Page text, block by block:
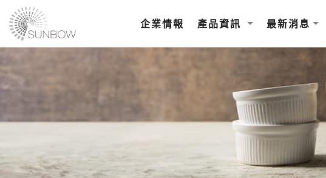
企業情報 產品資訊 最新消息